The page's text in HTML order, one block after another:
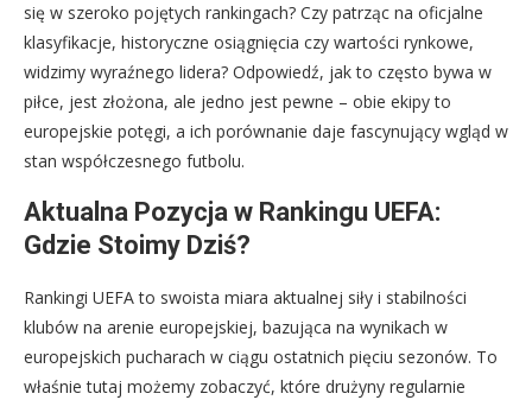
się w szeroko pojętych rankingach? Czy patrząc na oficjalne
klasyfikacje, historyczne osiągnięcia czy wartości rynkowe,
widzimy wyraźnego lidera? Odpowiedź, jak to często bywa w
piłce, jest złożona, ale jedno jest pewne – obie ekipy to
europejskie potęgi, a ich porównanie daje fascynujący wgląd w
stan współczesnego futbolu.
Aktualna Pozycja w Rankingu UEFA:
Gdzie Stoimy Dziś?
Rankingi UEFA to swoista miara aktualnej siły i stabilności
klubów na arenie europejskiej, bazująca na wynikach w
europejskich pucharach w ciągu ostatnich pięciu sezonów. To
właśnie tutaj możemy zobaczyć, które drużyny regularnie